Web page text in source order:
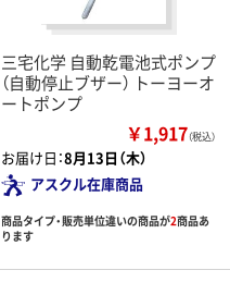
三宅化学 自動乾電池式ポンプ
（自動停止ブザー） トーヨーオ
ートポンプ
￥1,917（税込）
お届け日：8月13日（木）
アスクル在庫商品
商品タイプ・販売単位違いの商品が2商品あ
ります